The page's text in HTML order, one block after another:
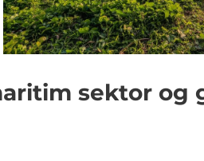
sektor og